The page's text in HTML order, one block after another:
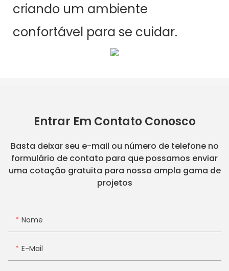
criando um ambiente
confortável para se cuidar.
Entrar Em Contato Conosco
Basta deixar seu e-mail ou número de telefone no
formulário de contato para que possamos enviar
uma cotação gratuita para nossa ampla gama de
projetos
Nome
E-Mail